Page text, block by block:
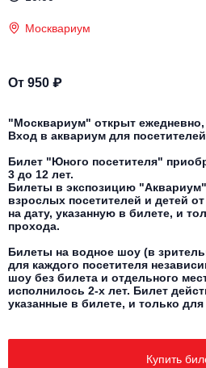
Классическая музыка
Круиз Фест
Open-air на ВДНХ
Джаз и блюз
Этно, фолк, кантри
Рок
Мюзикл, оперетта
Балет
Драма
Музыкальный спектакль
Спектакль
Иммерсивный спектакль
Детский спектакль
Детское шоу
Детский мюзикл
Все события
Все события
Москвариум
От 950 ₽
"Москвариум" открыт ежедневно,
Вход в аквариум для
Билет "Юного посетителя"
3 до 12 лет.
Билеты в экспозицию
взрослых посетителей и детей
на дату, указанную в билете, и
прохода.
Билеты на водное шоу (в
для каждого посетителя
шоу без билета и отдельного
исполнилось 2-х лет. Билет
указанные в билете, и только
Купить